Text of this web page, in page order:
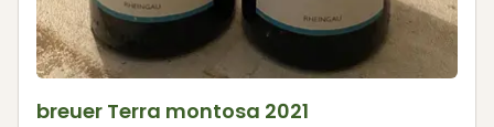
breuer Terra montosa 2021